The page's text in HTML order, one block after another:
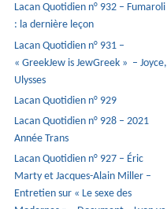
Lacan Quotidien n° 932 – Fumaroli
: la dernière leçon
Lacan Quotidien n° 931 –
« GreekJew is JewGreek » – Joyce,
Ulysses
Lacan Quotidien n° 929
Lacan Quotidien n° 928 – 2021
Année Trans
Lacan Quotidien n° 927 – Éric
Marty et Jacques-Alain Miller –
Entretien sur « Le sexe des